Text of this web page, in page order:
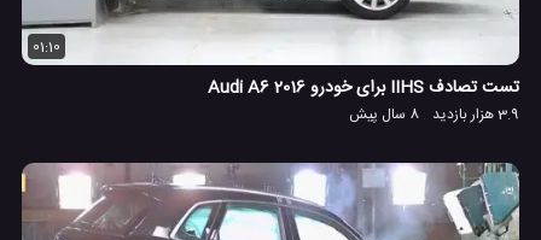
01:10
تست تصادف IIHS برای خودرو 2016 Audi A6
3.9 هزار بازدید 8 سال پیش